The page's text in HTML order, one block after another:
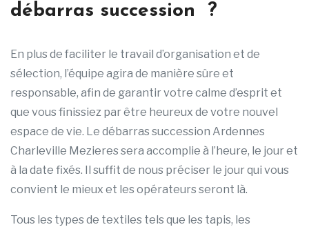
débarras succession ?
En plus de faciliter le travail d’organisation et de
sélection, l’équipe agira de manière sûre et
responsable, afin de garantir votre calme d’esprit et
que vous finissiez par être heureux de votre nouvel
espace de vie. Le débarras succession Ardennes
Charleville Mezieres sera accomplie à l’heure, le jour et
à la date fixés. Il suffit de nous préciser le jour qui vous
convient le mieux et les opérateurs seront là.
Tous les types de textiles tels que les tapis, les